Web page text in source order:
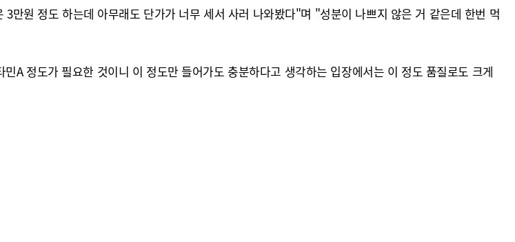
만원 정도 하는데 아무래도 단가가 너무 세서 사러 나와봤다"며 "성분이 나쁘지 않은 거 같은데 한번 먹
A 정도가 필요한 것이니 이 정도만 들어가도 충분하다고 생각하는 입장에서는 이 정도 품질로도 크게